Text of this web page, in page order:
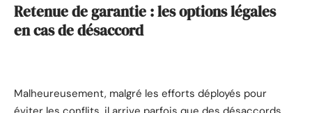
Retenue de garantie : les options légales
en cas de désaccord
Malheureusement, malgré les efforts déployés pour